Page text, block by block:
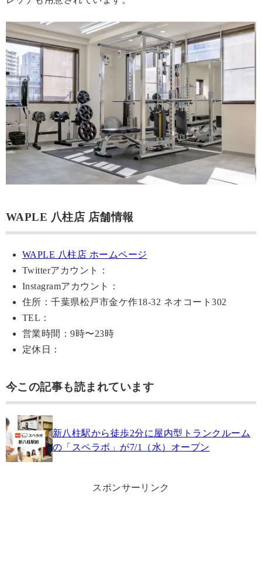
WAPLE 八柱店 店舗情報
WAPLE 八柱店 ホームページ
Twitterアカウント：
Instagramアカウント：
住所：千葉県松戸市金ケ作18-32 ネオコート302
TEL：
営業時間：9時〜23時
定休日：
今この記事も読まれています
新八柱駅から徒歩2分に屋内型トランクルーム
の「スペラボ」が7/1（水）オープン
スポンサーリンク